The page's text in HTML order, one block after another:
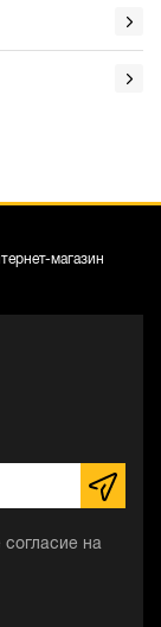
на
магазин